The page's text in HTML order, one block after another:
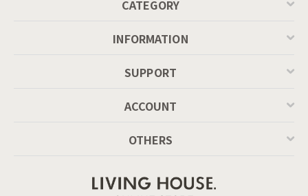
CATEGORY
INFORMATION
SUPPORT
ACCOUNT
OTHERS